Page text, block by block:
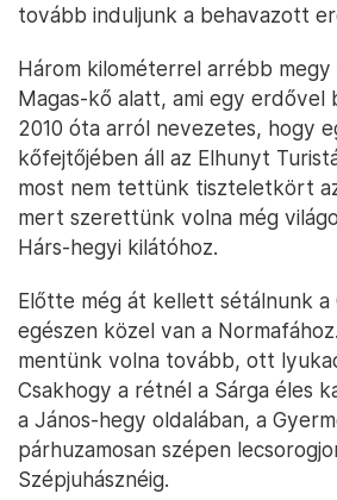
tovább induljunk a behavazott
Három kilométerrel arrébb megy
Magas-kő alatt, ami egy erdővel
2010 óta arról nevezetes, hogy
kőfejtőjében áll az Elhunyt
most nem tettünk tiszteletkört
mert szerettünk volna még
Hárs-hegyi kilátóhoz.
Előtte még át kellett sétálnunk a
egészen közel van a
mentünk volna tovább, ott
Csakhogy a rétnél a Sárga éles
a János-hegy oldalában, a
párhuzamosan szépen
Szépjuhásznéig.